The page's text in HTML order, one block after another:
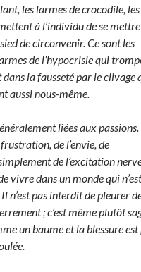
les larmes de crocodile, les
à l’individu de se
de circonvenir. Ce sont les
de l’hypocrisie qui
la fausseté par le clivage
aussi nous-même.
liées aux passions.
de l’envie, de
de l’excitation
vivre dans un monde qui
n’est pas interdit de pleurer
; c’est même plutôt
un baume et la blessure est